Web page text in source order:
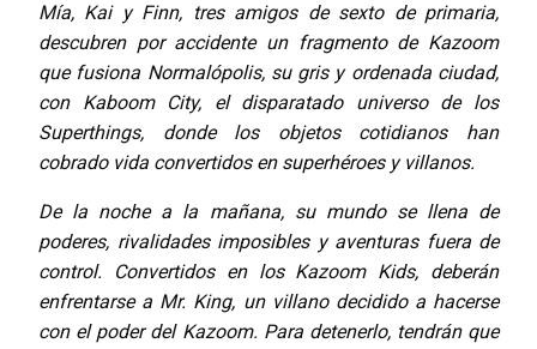
Mía, Kai y Finn, tres amigos de sexto de primaria,
descubren por accidente un fragmento de Kazoom
que fusiona Normalópolis, su gris y ordenada ciudad,
con Kaboom City, el disparatado universo de los
Superthings, donde los objetos cotidianos han
cobrado vida convertidos en superhéroes y villanos.
De la noche a la mañana, su mundo se llena de
poderes, rivalidades imposibles y aventuras fuera de
control. Convertidos en los Kazoom Kids, deberán
enfrentarse a Mr. King, un villano decidido a hacerse
con el poder del Kazoom. Para detenerlo, tendrán que